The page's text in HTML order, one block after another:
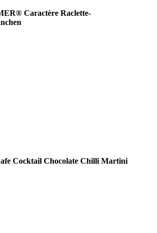
Caractère Raclette-
Cocktail Chocolate Chilli Martini